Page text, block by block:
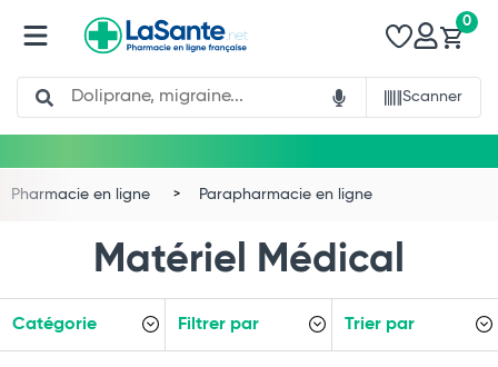
Search
Scanner
0
Pharmacie en ligne Parapharmacie en ligne
Matériel Médical
Catégorie Filtrer par Trier par